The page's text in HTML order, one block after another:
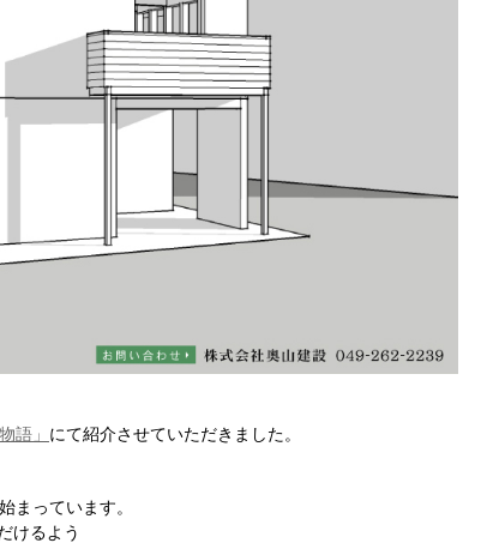
語」 にて紹介させていただきました。
まっています。
けるよう